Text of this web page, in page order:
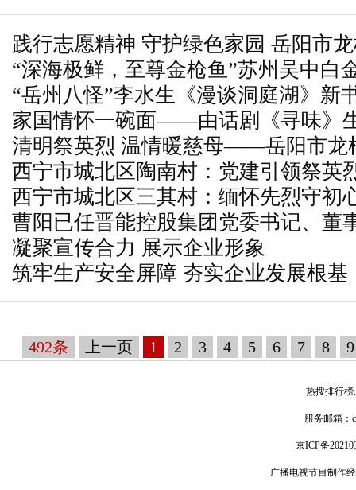
圈”？
践行志愿精神 守护绿色家园 岳阳市
展社区绿化养护志愿活动
“深海极鲜，至尊金枪鱼”苏州吴中白
金枪鱼开鱼品鉴仪式圆满落幕
“岳州八怪”李水生《漫谈洞庭湖》新
家国情怀一碗面——由话剧《寻味》
清明祭英烈 温情暖慈母——岳阳市龙
问傅建和烈士母亲许旺珍
西宁市城北区陶南村：党建引领祭英
西宁市城北区三其村：缅怀先烈守初
曹阳已任晋能控股集团党委书记、董
凝聚宣传合力 展示企业形象
筑牢生产安全屏障 夯实企业发展根基
492条 上一页 1 2 3 4 5 6 7 8 9
热搜排行榜
服务邮箱：
京ICP备
广播电视节目制作